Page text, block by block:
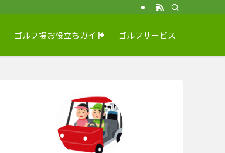
ゴルフ場お役立ちガイド ゴルフサービス